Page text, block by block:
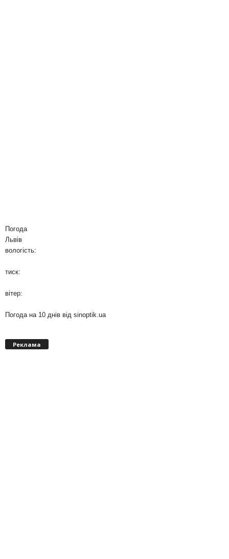
Погода
Львів
вологість:
тиск:
вітер:
Погода на 10 днів від sinoptik.ua
Реклама